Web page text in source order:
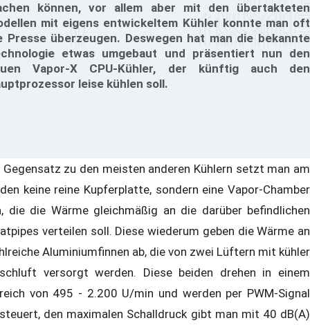
können, vor allem aber mit den übertakteten
mit eigens entwickeltem Kühler konnte man oft
Presse überzeugen. Deswegen hat man die bekannte
etwas umgebaut und präsentiert nun den
Vapor-X CPU-Kühler, der künftig auch den
leise kühlen soll.
Gegensatz zu den meisten anderen Kühlern setzt man am
keine reine Kupferplatte, sondern eine Vapor-Chamber
die die Wärme gleichmäßig an die darüber befindlichen
verteilen soll. Diese wiederum geben die Wärme an
Aluminiumfinnen ab, die von zwei Lüftern mit kühler
versorgt werden. Diese beiden drehen in einem
von 495 - 2.200 U/min und werden per PWM-Signal
den maximalen Schalldruck gibt man mit 40 dB(A)